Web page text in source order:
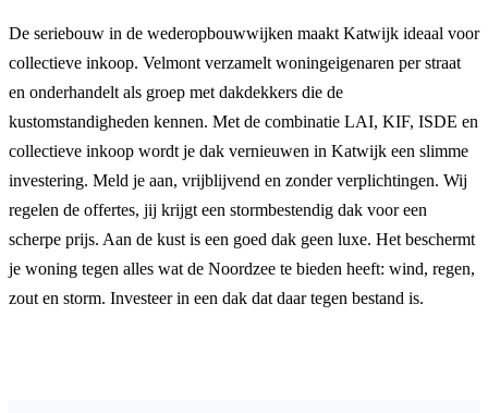
De seriebouw in de wederopbouwwijken maakt Katwijk ideaal voor
collectieve inkoop. Velmont verzamelt woningeigenaren per straat
en onderhandelt als groep met dakdekkers die de
kustomstandigheden kennen. Met de combinatie LAI, KIF, ISDE en
collectieve inkoop wordt je dak vernieuwen in Katwijk een slimme
investering. Meld je aan, vrijblijvend en zonder verplichtingen. Wij
regelen de offertes, jij krijgt een stormbestendig dak voor een
scherpe prijs. Aan de kust is een goed dak geen luxe. Het beschermt
je woning tegen alles wat de Noordzee te bieden heeft: wind, regen,
zout en storm. Investeer in een dak dat daar tegen bestand is.